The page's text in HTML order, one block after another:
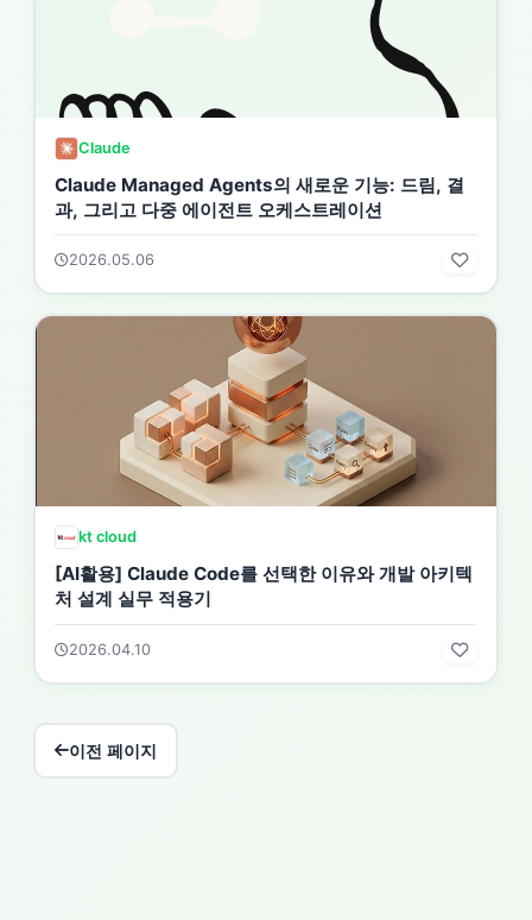
Claude
Claude Managed Agents의 새로운 기능: 드림, 결
과, 그리고 다중 에이전트 오케스트레이션
2026.05.06
kt cloud
[AI활용] Claude Code를 선택한 이유와 개발 아키텍
처 설계 실무 적용기
2026.04.10
이전 페이지